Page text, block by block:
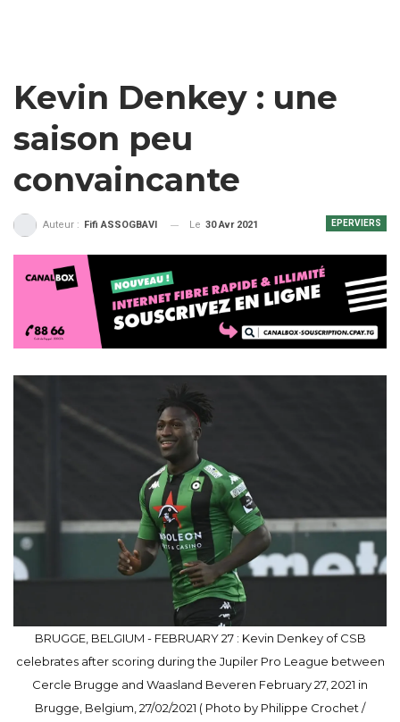
Kevin Denkey : une
saison peu
convaincante
EPERVIERS
Auteur : Fifi ASSOGBAVI Le 30 Avr 2021
BRUGGE, BELGIUM - FEBRUARY 27 : Kevin Denkey of CSB
celebrates after scoring during the Jupiler Pro League between
Cercle Brugge and Waasland Beveren February 27, 2021 in
Brugge, Belgium, 27/02/2021 ( Photo by Philippe Crochet /